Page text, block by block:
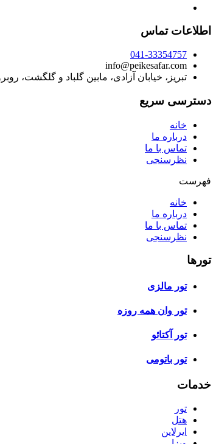
اطلاعات تماس
041-33354757
info@peikesafar.com
تبریز، خیابان آزادی، مابین گلباد و گلگشت،
دسترسی سریع
خانه
درباره ما
تماس با ما
نظرسنجی
فهرست
خانه
درباره ما
تماس با ما
نظرسنجی
تورها
تور مالزی
تور وان همه روزه
تور آکتائو
تور باتومی
خدمات
تور
هتل
ایرلاین